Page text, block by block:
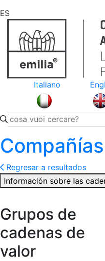
ES
Italiano
Regresar a resultados
Información sobre las
Grupos de
cadenas de
valor